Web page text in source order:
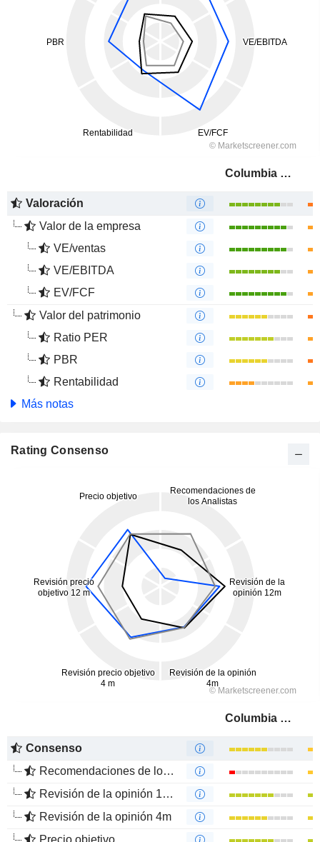
Columbia Sportswear Company
Valoración
Valor de la empresa
VE/ventas
VE/EBITDA
EV/FCF
Valor del patrimonio
Ratio PER
PBR
Rentabilidad
Más notas
Rating Consenso
Columbia Sportswear Company
Consenso
Recomendaciones de los Analistas
Revisión de la opinión 12m
Revisión de la opinión 4m
Precio objetivo